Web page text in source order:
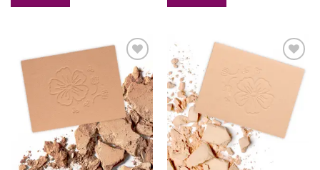
Añadir
a la
lista de
deseos
Añadir
a la
lista de
deseos